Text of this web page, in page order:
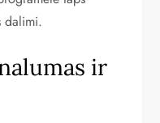
dalimi.
ir